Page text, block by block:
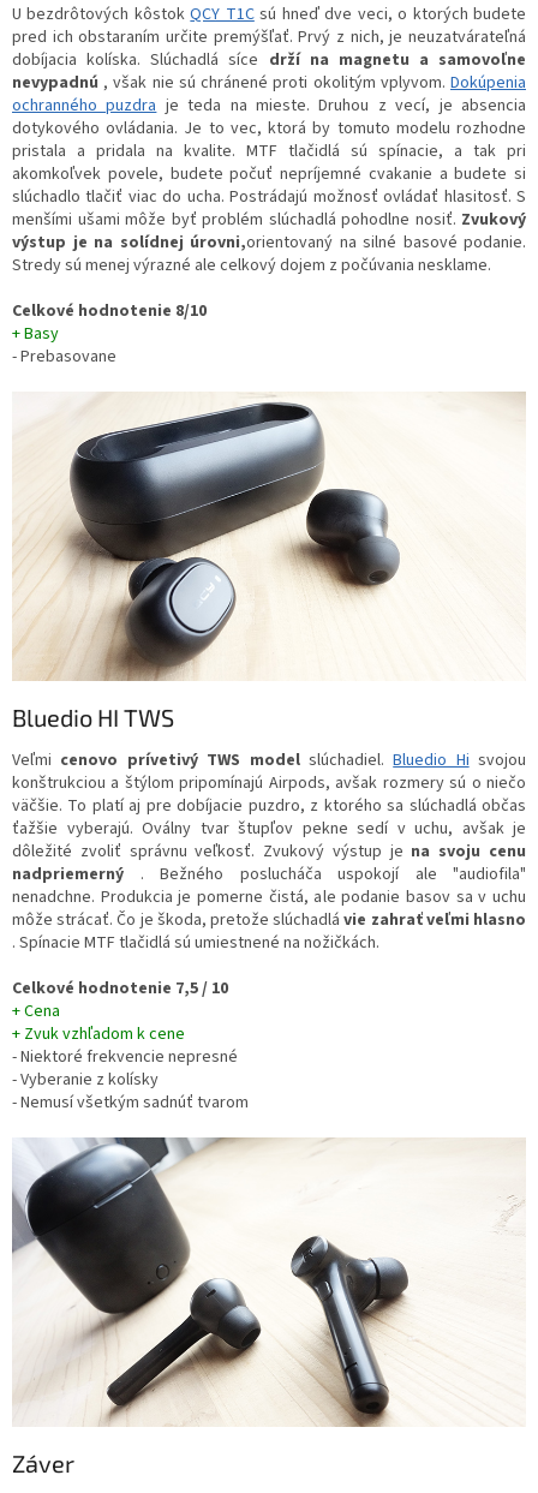
U bezdrôtových kôstokQCY T1Csú hneď dve veci, o ktorých budete
pred ich obstaraním určite premýšľať. Prvý z nich, je neuzatvárateľná
dobíjacia kolíska. Slúchadlá síce drží na magnetu a samovoľne
nevypadnú , však nie sú chránené proti okolitým vplyvom. Dokúpenia
ochranného puzdra je teda na mieste. Druhou z vecí, je absencia
dotykového ovládania. Je to vec, ktorá by tomuto modelu rozhodne
pristala a pridala na kvalite. MTF tlačidlá sú spínacie, a tak pri
akomkoľvek povele, budete počuť nepríjemné cvakanie a budete si
slúchadlo tlačiť viac do ucha. Postrádajú možnosť ovládať hlasitosť. S
menšími ušami môže byť problém slúchadlá pohodlne nosiť. Zvukový
výstup je na solídnej úrovni,orientovaný na silné basové podanie.
Stredy sú menej výrazné ale celkový dojem z počúvania nesklame.
Celkové hodnotenie 8/10
+ Basy
- Prebasovane
Bluedio HI TWS
Veľmi cenovo prívetivý TWS modelslúchadiel.Bluedio Hisvojou
konštrukciou a štýlom pripomínajú Airpods, avšak rozmery sú o niečo
väčšie. To platí aj pre dobíjacie puzdro, z ktorého sa slúchadlá občas
ťažšie vyberajú. Oválny tvar štupľov pekne sedí v uchu, avšak je
dôležité zvoliť správnu veľkosť. Zvukový výstup je na svoju cenu
nadpriemerný . Bežného poslucháča uspokojí ale "audiofila"
nenadchne. Produkcia je pomerne čistá, ale podanie basov sa v uchu
môže strácať. Čo je škoda, pretože slúchadlávie zahrať veľmi hlasno
. Spínacie MTF tlačidlá sú umiestnené na nožičkách.
Celkové hodnotenie 7,5 / 10
+ Cena
+ Zvuk vzhľadom k cene
- Niektoré frekvencie nepresné
- Vyberanie z kolísky
- Nemusí všetkým sadnúť tvarom
Záver